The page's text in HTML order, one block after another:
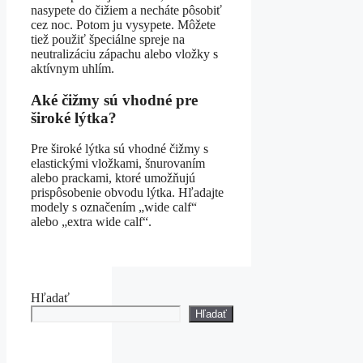
nasypete do čižiem a necháte pôsobiť
cez noc. Potom ju vysypete. Môžete
tiež použiť špeciálne spreje na
neutralizáciu zápachu alebo vložky s
aktívnym uhlím.
Aké čižmy sú vhodné pre
široké lýtka?
Pre široké lýtka sú vhodné čižmy s
elastickými vložkami, šnurovaním
alebo prackami, ktoré umožňujú
prispôsobenie obvodu lýtka. Hľadajte
modely s označením „wide calf“
alebo „extra wide calf“.
Hľadať
Hľadať